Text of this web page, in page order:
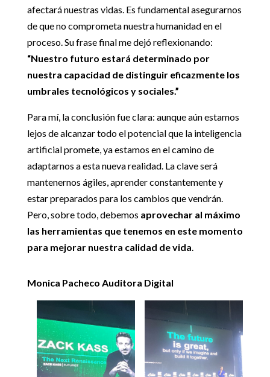
afectará nuestras vidas. Es fundamental asegurarnos
de que no comprometa nuestra humanidad en el
proceso. Su frase final me dejó reflexionando:
“Nuestro futuro estará determinado por
nuestra capacidad de distinguir eficazmente los
umbrales tecnológicos y sociales.”
Para mí, la conclusión fue clara: aunque aún estamos
lejos de alcanzar todo el potencial que la inteligencia
artificial promete, ya estamos en el camino de
adaptarnos a esta nueva realidad. La clave será
mantenernos ágiles, aprender constantemente y
estar preparados para los cambios que vendrán.
Pero, sobre todo, debemos aprovechar al máximo
las herramientas que tenemos en este momento
para mejorar nuestra calidad de vida.
Monica Pacheco Auditora Digital